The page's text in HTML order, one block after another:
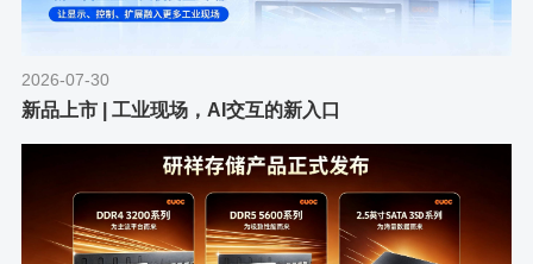
2026-07-30
新品上市 | 工业现场，AI交互的新入口